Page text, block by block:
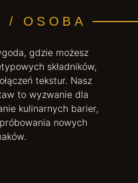
/ OSOBA
gdzie możesz
składników,
tekstur. Nasz
to wyzwanie dla
kulinarnych barier,
nowych